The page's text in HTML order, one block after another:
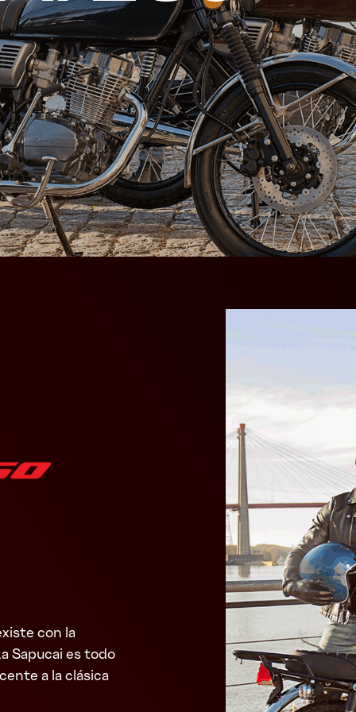
con la
Sapucai es todo
a la clásica